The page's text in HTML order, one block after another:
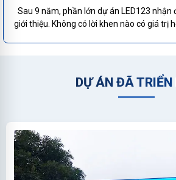
Sau 9 năm, phần lớn dự án LED123 nhận
giới thiệu. Không có lời khen nào có giá trị
DỰ ÁN ĐÃ TRIỂN